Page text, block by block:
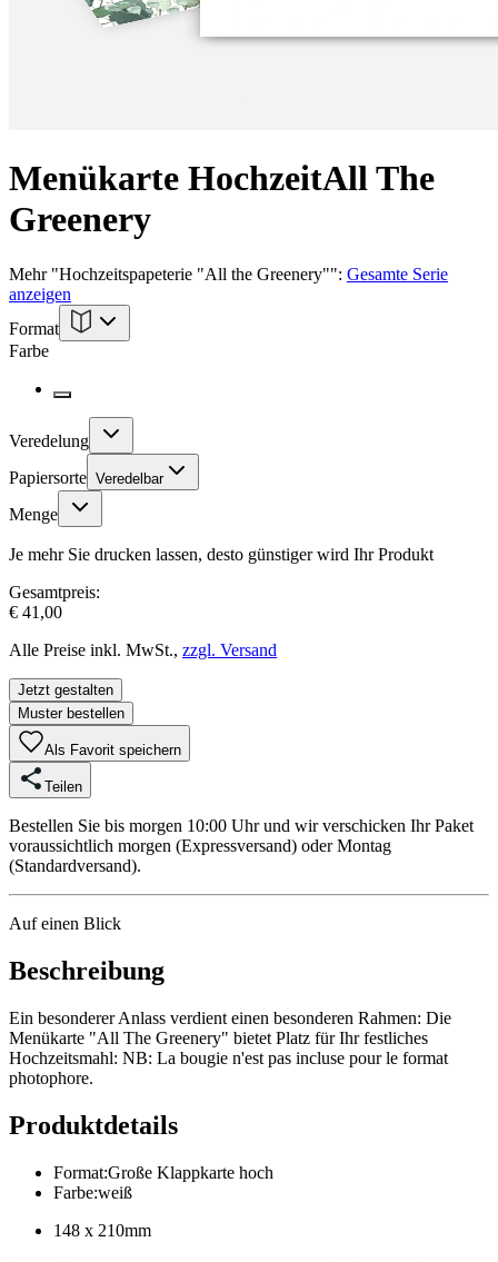
Menükarte HochzeitAll The
Greenery
Mehr"Hochzeitspapeterie "All the Greenery"": Gesamte Serie
anzeigen
Format
Farbe
Veredelung
Papiersorte Veredelbar
Menge
Je mehr Sie drucken lassen, desto günstiger wird Ihr Produkt
Gesamtpreis:
€ 41,00
Alle Preise inkl. MwSt., zzgl. Versand
Jetzt gestalten
Muster bestellen
Als Favorit speichern
Teilen
Bestellen Sie bis morgen 10:00 Uhr und wir verschicken Ihr Paket
voraussichtlich morgen (Expressversand) oder Montag
(Standardversand).
Auf einen Blick
Beschreibung
Ein besonderer Anlass verdient einen besonderen Rahmen: Die
Menükarte "All The Greenery" bietet Platz für Ihr festliches
Hochzeitsmahl: NB: La bougie n'est pas incluse pour le format
photophore.
Produktdetails
Format:Große Klappkarte hoch
Farbe:weiß
148 x 210mm